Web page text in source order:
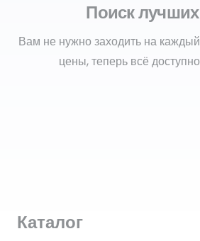
Поиск
Вам не нужно заходить на
цены, теперь всё
Каталог